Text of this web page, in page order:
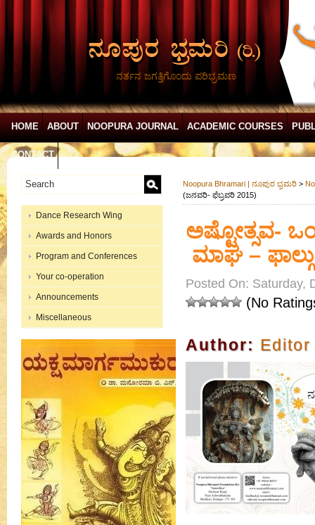
ನರ್ತನ ಜಗತ್ತಿಗೊಂದು ಪರಿಭ್ರಮಣ
HOME ABOUT NOOPURA JOURNAL ACADEMIC COURSES
CONTACT
Dance Research Wing
Awards and Honors
Program and Conferences
Your co-operation
Announcements
Miscellaneous
Noopura Bhramari | ನೂಪುರ ಭ್ರಮರಿ >
(ಜನವರಿ- ಫೆಬ್ರವರಿ 2015)
ಅಷ್ಟೋತ್ಸವ-
ಮಾಘ –
Posted On: Saturday,
(No
Author: Editor